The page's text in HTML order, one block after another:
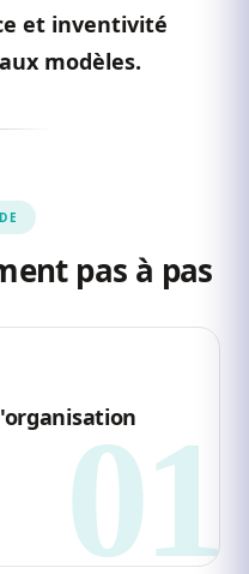
et inventivité
modèles.
pas à pas